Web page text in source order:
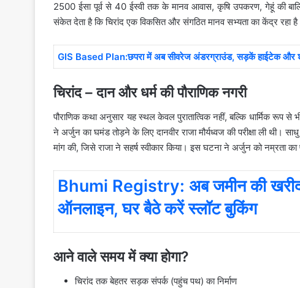
2500 ईसा पूर्व से 40 ईस्वी तक के मानव आवास, कृषि उपकरण, गेहूं की
संकेत देता है कि चिरांद एक विकसित और संगठित मानव सभ्यता का केंद्र रहा
GIS Based Plan:छपरा में अब सीवरेज अंडरग्राउंड, सड़कें हाईटेक और
चिरांद – दान और धर्म की पौराणिक नगरी
पौराणिक कथा अनुसार यह स्थल केवल पुरातात्विक नहीं, बल्कि धार्मिक रूप
ने अर्जुन का घमंड तोड़ने के लिए दानवीर राजा मौर्यध्वज की परीक्षा ली
मांग की, जिसे राजा ने सहर्ष स्वीकार किया। इस घटना ने अर्जुन को नम्रता का
Bhumi Registry: अब जमीन की खरीद-
ऑनलाइन, घर बैठे करें स्लॉट बुकिंग
आने वाले समय में क्या होगा?
चिरांद तक बेहतर सड़क संपर्क (पहुंच पथ) का निर्माण